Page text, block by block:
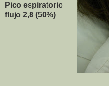
Pico espiratorio
flujo 2,8 (50%)